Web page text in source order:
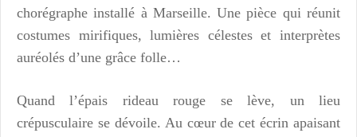
chorégraphe installé à Marseille. Une pièce qui réunit
costumes mirifiques, lumières célestes et interprètes
auréolés d’une grâce folle…
Quand l’épais rideau rouge se lève, un lieu
crépusculaire se dévoile. Au cœur de cet écrin apaisant